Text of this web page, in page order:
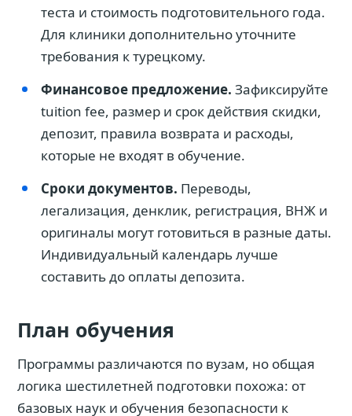
теста и стоимость подготовительного года.
Для клиники дополнительно уточните
требования к турецкому.
Финансовое предложение. Зафиксируйте
tuition fee, размер и срок действия скидки,
депозит, правила возврата и расходы,
которые не входят в обучение.
Сроки документов. Переводы,
легализация, денклик, регистрация, ВНЖ и
оригиналы могут готовиться в разные даты.
Индивидуальный календарь лучше
составить до оплаты депозита.
План обучения
Программы различаются по вузам, но общая
логика шестилетней подготовки похожа: от
базовых наук и обучения безопасности к